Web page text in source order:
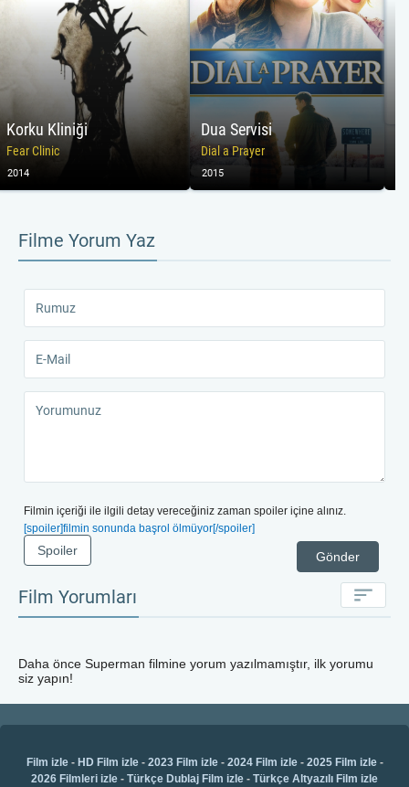
Korku Kliniği
Fear Clinic
2014
Dua Servisi
Dial a Prayer
2015
Filme Yorum Yaz
Filmin içeriği ile ilgili detay vereceğiniz zaman spoiler içine alınız.
[spoiler]filmin sonunda başrol ölmüyor[/spoiler]
Gönder
Spoiler
Film Yorumları
Daha önce Superman filmine yorum yazılmamıştır, ilk yorumu
siz yapın!
Film izle- HD Film izle- 2023 Film izle- 2024 Film izle- 2025 Film izle-
2026 Filmleri izle - Türkçe Dublaj Film izle - Türkçe Altyazılı Film izle